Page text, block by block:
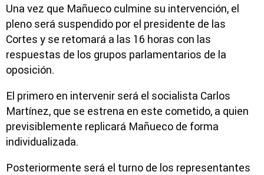
Una vez que Mañueco culmine su intervención, el
pleno será suspendido por el presidente de las
Cortes y se retomará a las 16 horas con las
respuestas de los grupos parlamentarios de la
oposición.
El primero en intervenir será el socialista Carlos
Martínez, que se estrena en este cometido, a quien
previsiblemente replicará Mañueco de forma
individualizada.
Posteriormente será el turno de los representantes